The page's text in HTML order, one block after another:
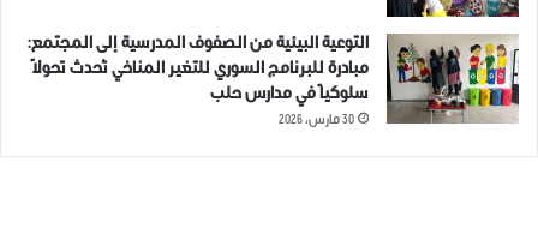
التوعية البيئية من الصفوف المدرسية إلى المجتمع:
مبادرة للبرنامج السوري للتغير المناخي تُحدث تحولاً
سلوكياً في مدارس حلب
30 مارس، 2026